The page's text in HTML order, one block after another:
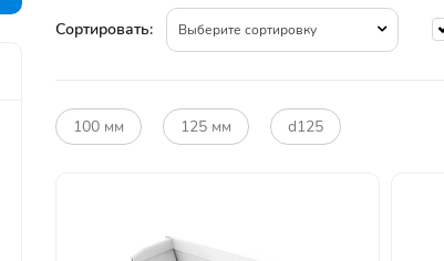
Сортировать: Выберите сортировку
100 мм 125 мм d125